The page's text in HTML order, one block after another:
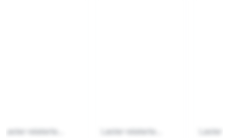
Laster relaterte... Laster relaterte... Laster